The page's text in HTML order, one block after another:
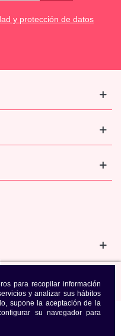
para recopilar información
y analizar sus hábitos
supone la aceptación de la
su navegador para
y protección de datos